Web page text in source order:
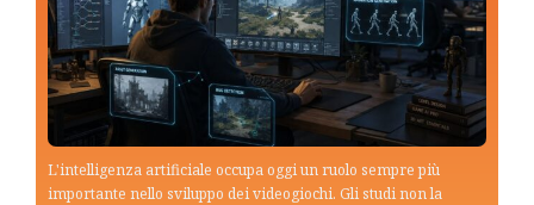
L'intelligenza artificiale occupa oggi un ruolo sempre più
importante nello sviluppo dei videogiochi. Gli studi non la